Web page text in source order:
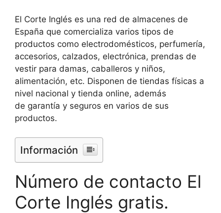
El Corte Inglés es una red de almacenes de
España que comercializa varios tipos de
productos como electrodomésticos, perfumería,
accesorios, calzados, electrónica, prendas de
vestir para damas, caballeros y niños,
alimentación, etc. Disponen de tiendas físicas a
nivel nacional y tienda online, además
de garantía y seguros en varios de sus
productos.
Información
Número de contacto El
Corte Inglés gratis.